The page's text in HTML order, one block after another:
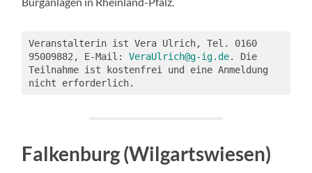
Veranstalterin ist Vera Ulrich, Tel. 0160
95009882, E-Mail: VeraUlrich@g-ig.de. Die
Teilnahme ist kostenfrei und eine Anmeldung
nicht erforderlich.
Falkenburg (Wilgartswiesen)